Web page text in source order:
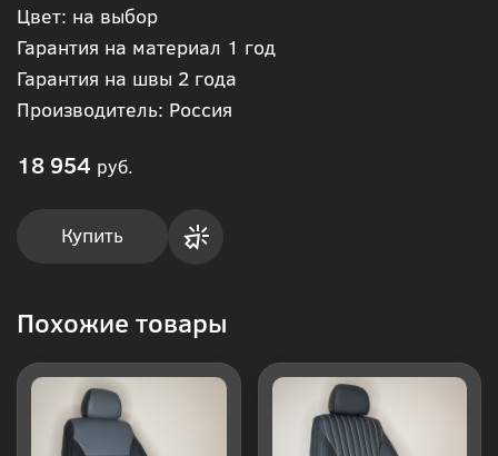
Цвет: на выбор
Гарантия на материал 1 год
Гарантия на швы 2 года
Производитель: Россия
18 954 руб.
Купить
Похожие товары